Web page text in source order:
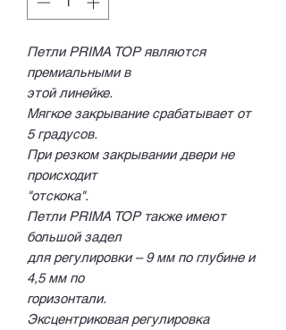
Петли PRIMA TOP являются
премиальными в
этой линейке.
Мягкое закрывание срабатывает от
5 градусов.
При резком закрывании двери не
происходит
"отскока".
Петли PRIMA TOP также имеют
большой задел
для регулировки – 9 мм по глубине и
4,5 мм по
горизонтали.
Эксцентриковая регулировка